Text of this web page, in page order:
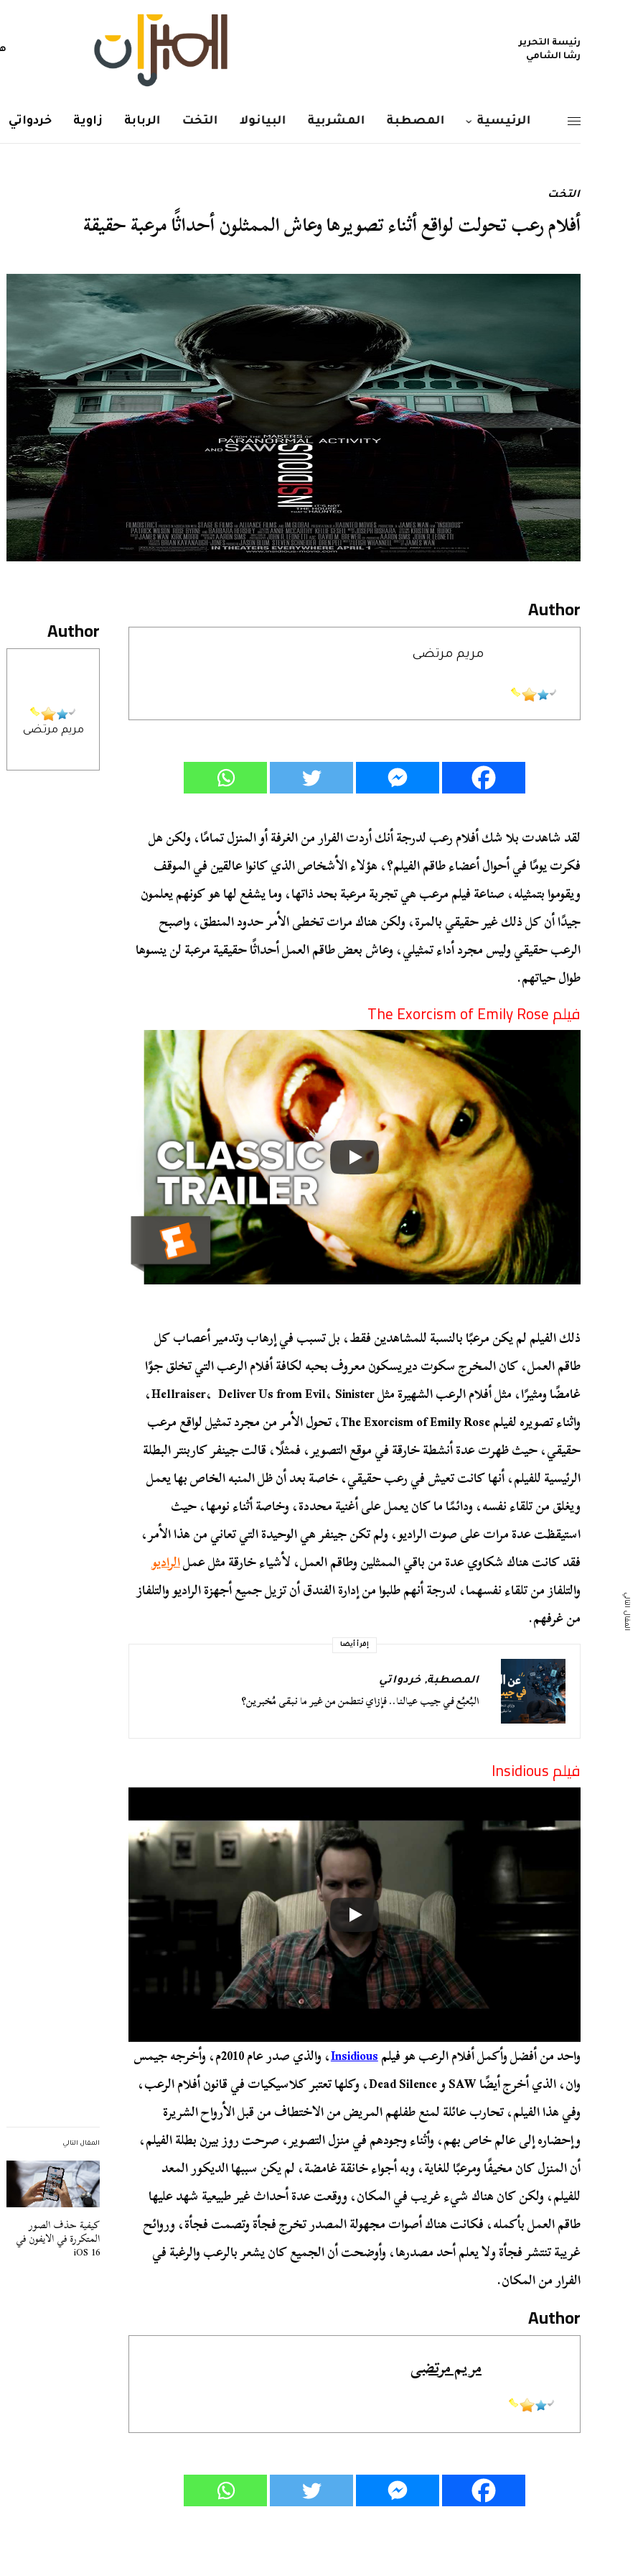
رئيسة التحرير
رشا الشامي
الرئيسية المصطبة المشربية البيانولا التخت الربابة زاوية خردواتي
التخت
أفلام رعب تحولت لواقع أثناء تصويرها وعاش الممثلون أحداثًا مرعبة حقيقة
Author
مريم مرتضى
المقال التالي
كيفية حذف الصور
المتكررة في الايفون في
iOS 16
Author
مريم مرتضى
لقد شاهدت بلا شك أفلام رعب لدرجة أنك أردت الفرار من الغرفة أو المنزل تمامًا، ولكن هل
فكرت يومًا في أحوال أعضاء طاقم الفيلم؟، هؤلاء الأشخاص الذي كانوا عالقين في الموقف
ويقوموا بتمثيله، صناعة فيلم مرعب هي تجربة مرعبة بحد ذاتها، وما يشفع لها هو كونهم يعلمون
جيدًا أن كل ذلك غير حقيقي بالمرة، ولكن هناك مرات تخطى الأمر حدود المنطق، واصبح
الرعب حقيقي وليس مجرد أداء تمثيلي، وعاش بعض طاقم العمل أحداثًا حقيقية مرعبة لن ينسوها
طوال حياتهم.
فيلمThe Exorcism of Emily Rose
ذلك الفيلم لم يكن مرعبًا بالنسبة للمشاهدين فقط، بل تسبب في إرهاب وتدمير أعصاب كل
طاقم العمل، كان المخرج سكوت ديريسكون معروف بحبه لكافة أفلام الرعب التي تخلق جوًا
غامضًا ومثيرًا، مثل أفلام الرعب الشهيرة مثل Hellraiser، Deliver Us from Evil، Sinister،
واثناء تصويره لفيلم The Exorcism of Emily Rose، تحول الأمر من مجرد تمثيل لواقع مرعب
حقيقي، حيث ظهرت عدة أنشطة خارقة في موقع التصوير، فمثلًا، قالت جينفر كاربنتر البطلة
الرئيسية للفيلم، أنها كانت تعيش في رعب حقيقي، خاصة بعد أن ظل المنبه الخاص بها يعمل
ويغلق من تلقاء نفسه، ودائمًا ما كان يعمل على أغنية محددة، وخاصة أثناء نومها، حيث
استيقظت عدة مرات على صوت الراديو، ولم تكن جينفر هي الوحيدة التي تعاني من هذا الأمر،
فقد كانت هناك شكاوي عدة من باقي الممثلين وطاقم العمل، لأشياء خارقة مثل عملالراديو
والتلفاز من تلقاء نفسهما، لدرجة أنهم طلبوا من إدارة الفندق أن تزيل جميع أجهزة الراديو والتلفاز
من غرفهم.
إقرأ أيضا
المصطبة,خردواتي
البُعبُع في جيب عيالنا.. فإزاي نتطمن من غير ما نبقى مُخبرين؟
فيلمInsidious
واحد من أفضل وأكمل أفلام الرعب هو فيلمInsidious
، والذي صدر عام 2010م، وأخرجه جيمس
وان، الذي أخرج أيضًا SAW و Dead Silence، وكلها تعتبر كلاسيكيات في قانون أفلام الرعب،
وفي هذا الفيلم، تحارب عائلة لمنع طفلهم المريض من الاختطاف من قبل الأرواح الشريرة
وإحضاره إلى عالم خاص بهم، وأثناء وجودهم في منزل التصوير، صرحت روز بيرن بطلة الفيلم،
أن المنزل كان مخيفًا ومرعبًا للغاية، وبه أجواء خانقة غامضة، لم يكن سببها الديكور المعد
للفيلم، ولكن كان هناك شيء غريب في المكان، ووقعت عدة أحداث غير طبيعية شهد عليها
طاقم العمل بأكمله، فكانت هناك أصوات مجهولة المصدر تخرج فجأة وتصمت فجأة، وروائح
غريبة تنتشر فجأة ولا يعلم أحد مصدرها، وأوضحت أن الجميع كان يشعر بالرعب والرغبة في
الفرار من المكان.
Author
مريم مرتضى
المقال التالي